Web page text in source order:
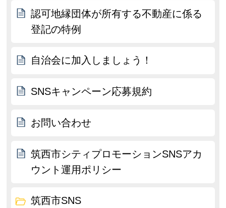
認可地縁団体が所有する不動産に係る
登記の特例
自治会に加入しましょう！
SNSキャンペーン応募規約
お問い合わせ
筑西市シティプロモーションSNSアカ
ウント運用ポリシー
筑西市SNS